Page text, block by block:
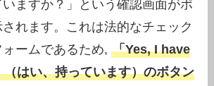
ますか？」という確認画面がポ
れます。これは法的なチェック
ォームであるため,「Yes, I have
はい、持っています）のボタン